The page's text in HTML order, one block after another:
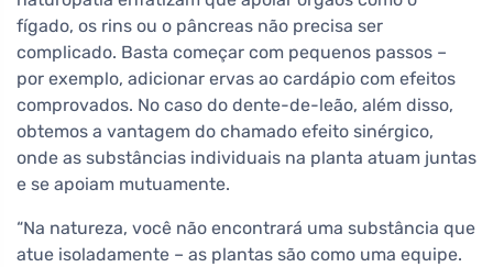
fígado, os rins ou o pâncreas não precisa ser
complicado. Basta começar com pequenos passos –
por exemplo, adicionar ervas ao cardápio com efeitos
comprovados. No caso do dente-de-leão, além disso,
obtemos a vantagem do chamado efeito sinérgico,
onde as substâncias individuais na planta atuam juntas
e se apoiam mutuamente.
“Na natureza, você não encontrará uma substância que
atue isoladamente – as plantas são como uma equipe.